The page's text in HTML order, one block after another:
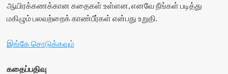
ஆயிரக்கணக்கான கதைகள் உள்ளன, எனவே நீங்கள் படித்து
மகிழும் பலவற்றைக் காண்பீர்கள் என்பது உறுதி.
இங்கே சொடுக்கவும்
கதைப்பதிவு